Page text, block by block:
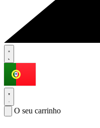
O seu carrinho